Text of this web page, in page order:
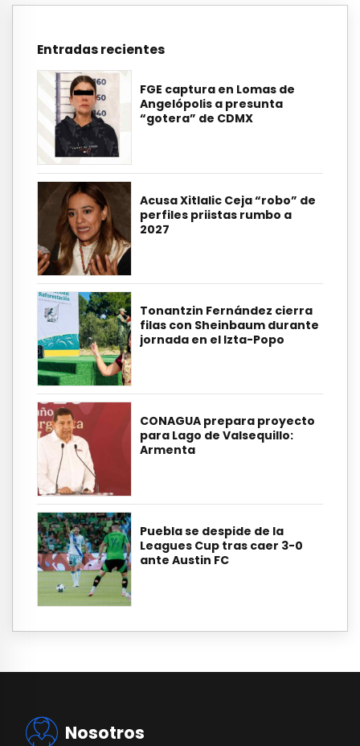
Entradas recientes
FGE captura en Lomas de
Angelópolis a presunta
“gotera” de CDMX
Acusa Xitlalic Ceja “robo” de
perfiles priistas rumbo a
2027
Tonantzin Fernández cierra
filas con Sheinbaum durante
jornada en el Izta-Popo
CONAGUA prepara proyecto
para Lago de Valsequillo:
Armenta
Puebla se despide de la
Leagues Cup tras caer 3-0
ante Austin FC
Nosotros